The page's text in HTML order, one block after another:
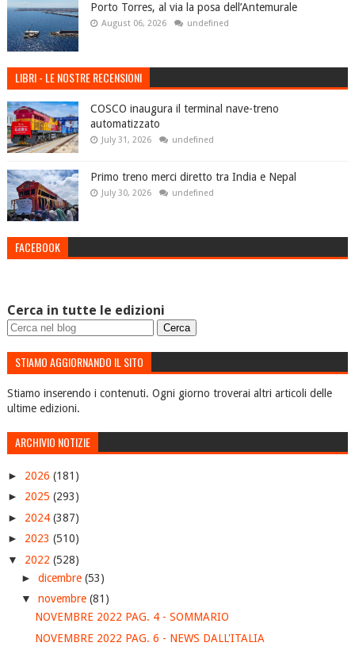
Porto Torres, al via la posa dell’Antemurale
August 06, 2026 undefined
LIBRI - LE NOSTRE RECENSIONI
COSCO inaugura il terminal nave-treno
automatizzato
July 31, 2026 undefined
Primo treno merci diretto tra India e Nepal
July 30, 2026 undefined
FACEBOOK
Cerca in tutte le edizioni
STIAMO AGGIORNANDO IL SITO
Stiamo inserendo i contenuti. Ogni giorno troverai altri articoli delle
ultime edizioni.
ARCHIVIO NOTIZIE
► 2026 (181)
► 2025 (293)
► 2024 (387)
► 2023 (510)
▼ 2022 (528)
► dicembre (53)
▼ novembre (81)
NOVEMBRE 2022 PAG. 4 - SOMMARIO
NOVEMBRE 2022 PAG. 6 - NEWS DALL'ITALIA